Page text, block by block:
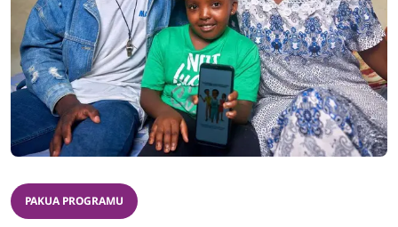
PAKUA PROGRAMU